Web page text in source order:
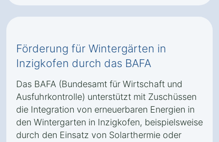
Förderung für Wintergärten in
Inzigkofen durch das BAFA
Das BAFA (Bundesamt für Wirtschaft und
Ausfuhrkontrolle) unterstützt mit Zuschüssen
die Integration von erneuerbaren Energien in
den Wintergarten in Inzigkofen, beispielsweise
durch den Einsatz von Solarthermie oder